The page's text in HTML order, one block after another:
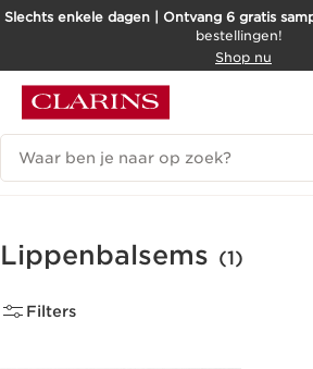
DOORGAAN NAAR INHOUD
Slechts enkele dagen | Ontvang 6 gratis
bestellingen!
Shop nu
Zoekgeschiedenis
Lippenbalsems (1)
Filters